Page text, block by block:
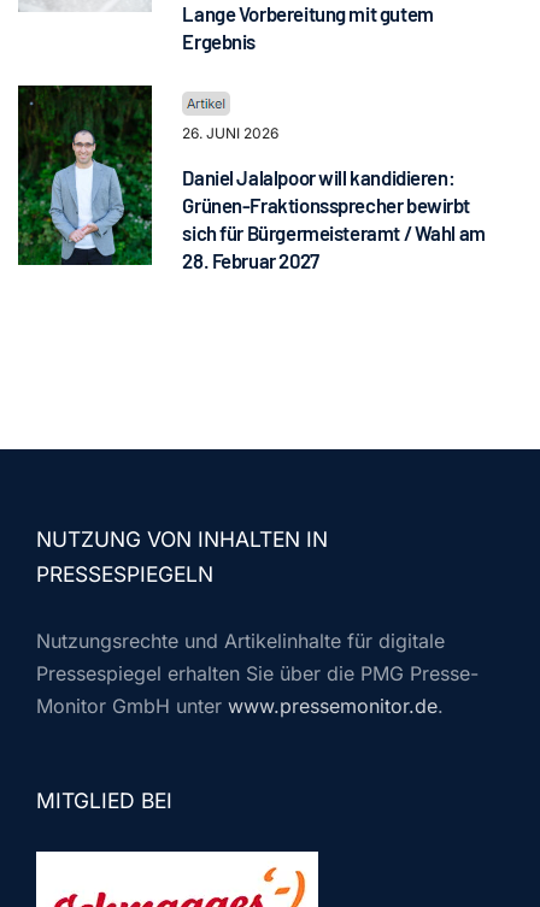
Lange Vorbereitung mit gutem
Ergebnis
26. JUNI 2026
Daniel Jalalpoor will kandidieren:
Grünen-Fraktionssprecher bewirbt
sich für Bürgermeisteramt / Wahl am
28. Februar 2027
NUTZUNG VON INHALTEN IN
PRESSESPIEGELN
Nutzungsrechte und Artikelinhalte für digitale
Pressespiegel erhalten Sie über die PMG Presse-
Monitor GmbH unter www.pressemonitor.de.
MITGLIED BEI